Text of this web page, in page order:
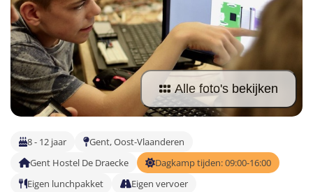
Malta
Nederland
Buitenland
Surfkampen Buitenland
Surfkampen 18+
Taalvakanties Duits
Taalvakanties Italiaans
Alle foto's bekijken
8 - 12 jaar
Gent, Oost-Vlaanderen
Gent Hostel De Draecke
Dagkamp tijden: 09:00-16:00
Eigen lunchpakket
Eigen vervoer